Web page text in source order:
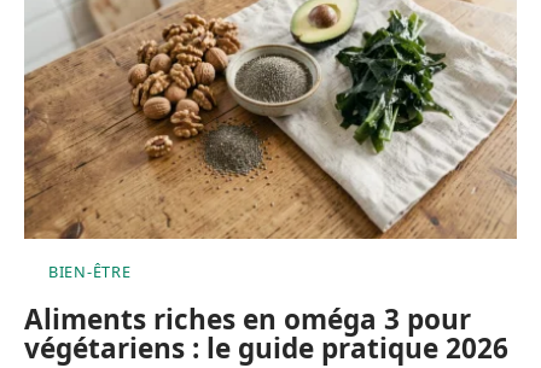
BIEN-ÊTRE
Aliments riches en oméga 3 pour
végétariens : le guide pratique 2026